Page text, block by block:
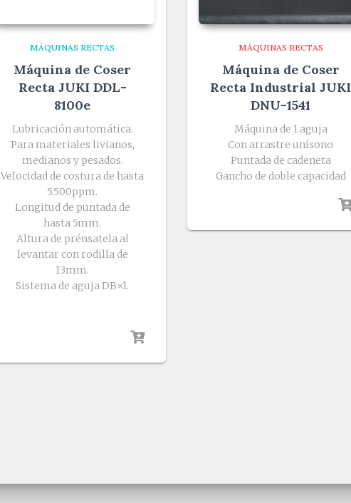
MÁQUINAS RECTAS
Máquina de Coser
Recta JUKI DDL-
8100e
Lubricación automática.
Para materiales livianos,
medianos y pesados.
Velocidad de costura de hasta
5.500ppm.
Longitud de puntada de
hasta 5mm.
Altura de prénsatela al
levantar con rodilla de
13mm.
Sistema de aguja DB×1.
MÁQUINAS RECTAS
Máquina de Coser
Recta Industrial JUKI
DNU-1541
Máquina de 1 aguja
Con arrastre unísono
Puntada de cadeneta
Gancho de doble capacidad